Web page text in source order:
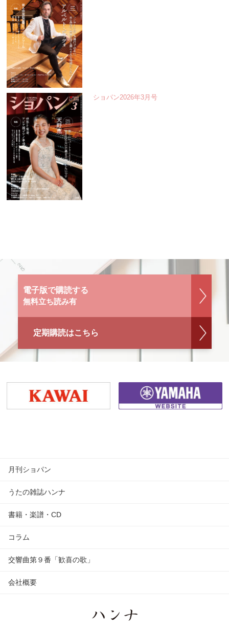
ショパン2026年3月号
電子版で購読する
無料立ち読み有
定期購読はこちら
月刊ショパン
うたの雑誌ハンナ
書籍・楽譜・CD
コラム
交響曲第９番「歓喜の歌」
会社概要